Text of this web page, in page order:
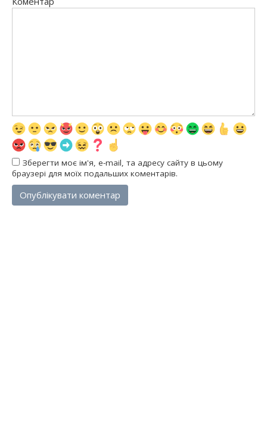
Зберегти моє ім'я, e-mail, та адресу сайту в цьому
браузері для моїх подальших коментарів.